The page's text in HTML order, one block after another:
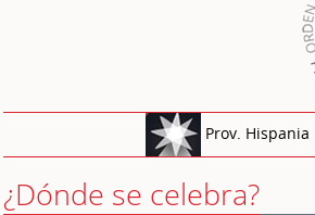
Prov. Hispania
¿Dónde se celebra?